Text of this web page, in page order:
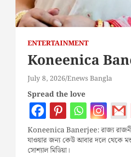
ENTERTAINMENT
Koneenica
July 8, 2026 Enews Bangla
Spread the love
Koneenica Banerjee: রাজ্য
যাওয়ার জন্য কেউ আবার দলে থেকে
সোশ্যাল মিডিয়া।